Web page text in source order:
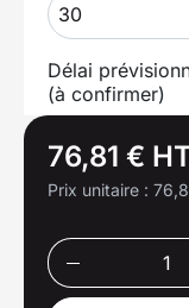
30
Délai
(à confirmer)
76,81 €
Prix unitaire :